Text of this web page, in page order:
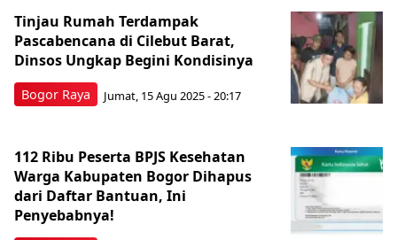
Bogor Raya
Tinjau Rumah Terdampak
Pascabencana di Cilebut Barat,
Dinsos Ungkap Begini Kondisinya
Jumat, 15 Agu 2025 - 20:17
112 Ribu Peserta BPJS Kesehatan
Warga Kabupaten Bogor Dihapus
dari Daftar Bantuan, Ini
Penyebabnya!